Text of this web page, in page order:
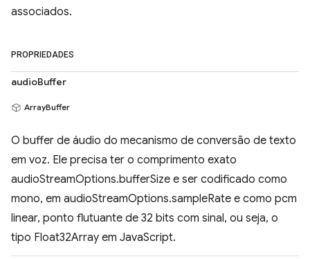
associados.
PROPRIEDADES
audioBuffer
ArrayBuffer
O buffer de áudio do mecanismo de conversão de texto
em voz. Ele precisa ter o comprimento exato
audioStreamOptions.bufferSize e ser codificado como
mono, em audioStreamOptions.sampleRate e como pcm
linear, ponto flutuante de 32 bits com sinal, ou seja, o
tipo Float32Array em JavaScript.